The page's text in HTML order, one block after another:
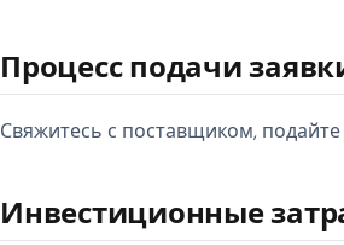
Процесс подачи
Свяжитесь с поставщиком,
Инвестиционные